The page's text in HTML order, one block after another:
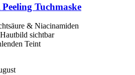
Tuchmaske
& Niacinamiden
sichtbar
Teint